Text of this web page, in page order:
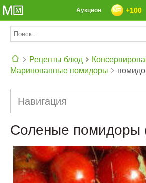
+100
Аукцион
Рецепты блюд
Маринованные помидоры
Навигация
Соленые помидоры